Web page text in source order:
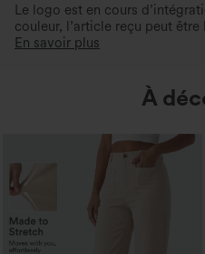
Le logo est en cours
couleur, l’article reçu peut
En savoir plus
À